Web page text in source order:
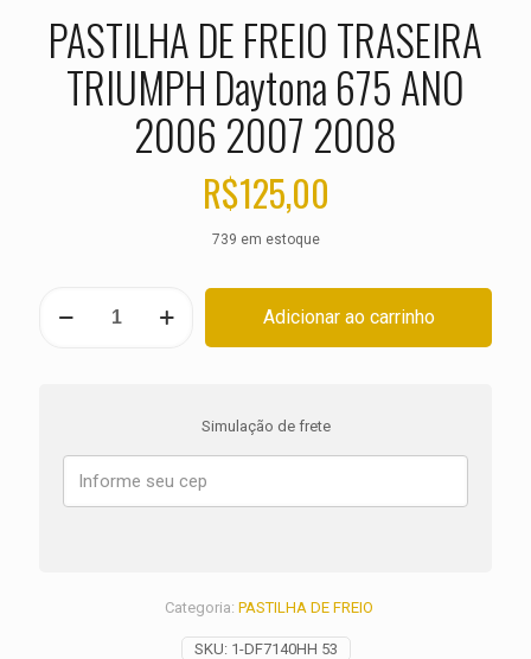
PASTILHA DE FREIO TRASEIRA
TRIUMPH Daytona 675 ANO
2006 2007 2008
R$125,00
739 em estoque
ANO
2007
Adicionar ao carrinho
Simulação de frete
SKU: 1-DF7140HH 53
Categoria: PASTILHA DE FREIO